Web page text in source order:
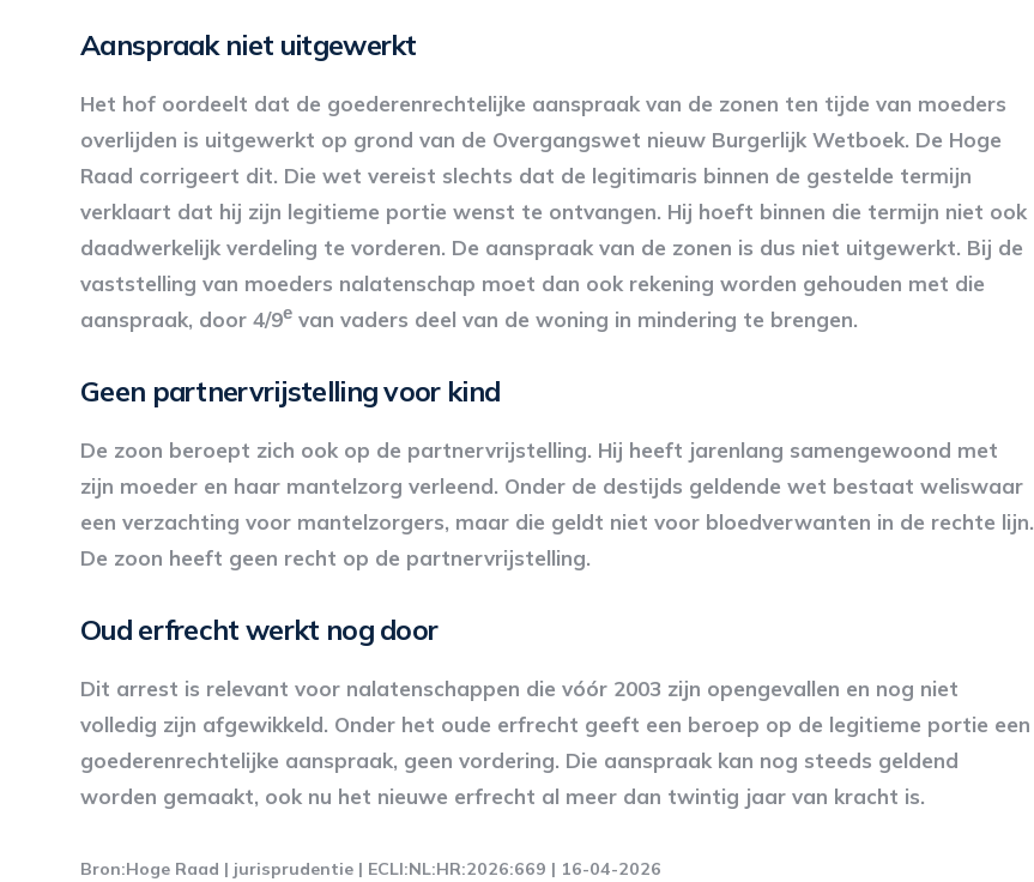
Aanspraak niet uitgewerkt
Het hof oordeelt dat de goederenrechtelijke aanspraak van de zonen ten tijde van moeders
overlijden is uitgewerkt op grond van de Overgangswet nieuw Burgerlijk Wetboek. De Hoge
Raad corrigeert dit. Die wet vereist slechts dat de legitimaris binnen de gestelde termijn
verklaart dat hij zijn legitieme portie wenst te ontvangen. Hij hoeft binnen die termijn niet ook
daadwerkelijk verdeling te vorderen. De aanspraak van de zonen is dus niet uitgewerkt. Bij de
vaststelling van moeders nalatenschap moet dan ook rekening worden gehouden met die
aanspraak, door 4/9e van vaders deel van de woning in mindering te brengen.
Geen partnervrijstelling voor kind
De zoon beroept zich ook op de partnervrijstelling. Hij heeft jarenlang samengewoond met
zijn moeder en haar mantelzorg verleend. Onder de destijds geldende wet bestaat weliswaar
een verzachting voor mantelzorgers, maar die geldt niet voor bloedverwanten in de rechte lijn.
De zoon heeft geen recht op de partnervrijstelling.
Oud erfrecht werkt nog door
Dit arrest is relevant voor nalatenschappen die vóór 2003 zijn opengevallen en nog niet
volledig zijn afgewikkeld. Onder het oude erfrecht geeft een beroep op de legitieme portie een
goederenrechtelijke aanspraak, geen vordering. Die aanspraak kan nog steeds geldend
worden gemaakt, ook nu het nieuwe erfrecht al meer dan twintig jaar van kracht is.
Bron:Hoge Raad | jurisprudentie | ECLI:NL:HR:2026:669 | 16-04-2026